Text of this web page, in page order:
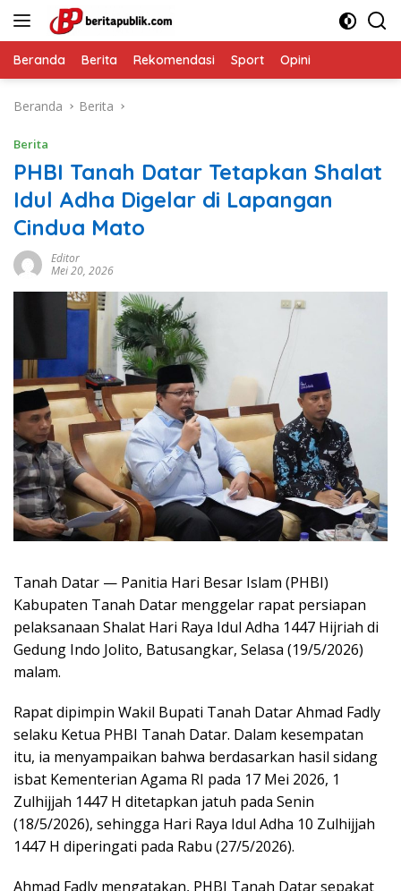
Beranda Berita Rekomendasi Sport Opini
Beranda Berita
Berita
PHBI Tanah Datar Tetapkan Shalat
Idul Adha Digelar di Lapangan
Cindua Mato
Editor
Mei 20, 2026
Tanah Datar — Panitia Hari Besar Islam (PHBI)
Kabupaten Tanah Datar menggelar rapat persiapan
pelaksanaan Shalat Hari Raya Idul Adha 1447 Hijriah di
Gedung Indo Jolito, Batusangkar, Selasa (19/5/2026)
malam.
Rapat dipimpin Wakil Bupati Tanah Datar Ahmad Fadly
selaku Ketua PHBI Tanah Datar. Dalam kesempatan
itu, ia menyampaikan bahwa berdasarkan hasil sidang
isbat Kementerian Agama RI pada 17 Mei 2026, 1
Zulhijjah 1447 H ditetapkan jatuh pada Senin
(18/5/2026), sehingga Hari Raya Idul Adha 10 Zulhijjah
1447 H diperingati pada Rabu (27/5/2026).
Ahmad Fadly mengatakan, PHBI Tanah Datar sepakat